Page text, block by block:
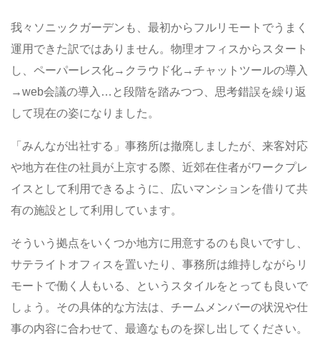
我々ソニックガーデンも、最初からフルリモートでうまく
運用できた訳ではありません。物理オフィスからスタート
し、ペーパーレス化→クラウド化→チャットツールの導入
→web会議の導入…と段階を踏みつつ、思考錯誤を繰り返
して現在の姿になりました。
「みんなが出社する」事務所は撤廃しましたが、来客対応
や地方在住の社員が上京する際、近郊在住者がワークプレ
イスとして利用できるように、広いマンションを借りて共
有の施設として利用しています。
そういう拠点をいくつか地方に用意するのも良いですし、
サテライトオフィスを置いたり、事務所は維持しながらリ
モートで働く人もいる、というスタイルをとっても良いで
しょう。その具体的な方法は、チームメンバーの状況や仕
事の内容に合わせて、最適なものを探し出してください。